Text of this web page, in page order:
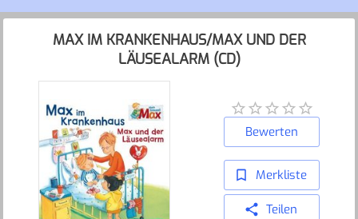
MAX IM KRANKENHAUS/MAX UND DER
LÄUSEALARM (CD)
Bewerten
Merkliste
Teilen